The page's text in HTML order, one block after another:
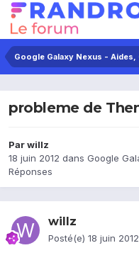
Google Galaxy Nexus -
probleme de
Parwillz
18 juin 2012 dans Google
Réponses
willz
Posté(e) 18 juin 2012